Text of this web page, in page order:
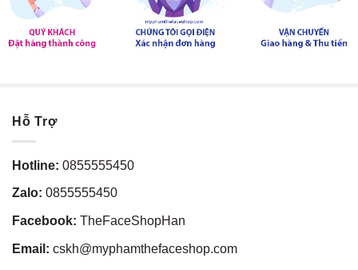
Hỗ Trợ
Hotline: 0855555450
Zalo: 0855555450
Facebook: TheFaceShopHan
Email: cskh@myphamthefaceshop.com